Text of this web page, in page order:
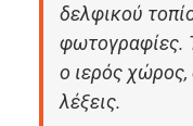
δελφικού
φωτογραφίες.
ο ιερός χώρος,
λέξεις.